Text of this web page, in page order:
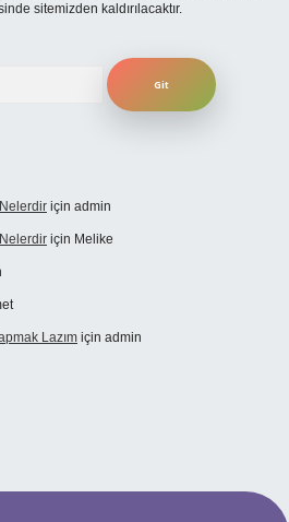
sitemizden kaldırılacaktır.
için admin
için Melike
Lazım için admin